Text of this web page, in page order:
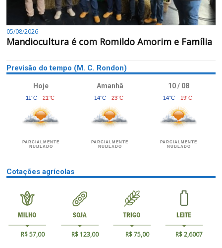
05/08/2026
Mandiocultura é com Romildo Amorim e Família
Previsão do tempo (M. C. Rondon)
Hoje
11°C 21°C
PARCIALMENTE
NUBLADO
Amanhã
14°C 23°C
PARCIALMENTE
NUBLADO
10 / 08
14°C 19°C
PARCIALMENTE
NUBLADO
Cotações agrícolas
R$ 57,00 R$ 123,00 R$ 75,00 R$ 2,6007